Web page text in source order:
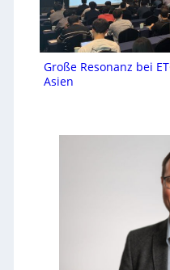
Große Resonanz bei
Asien